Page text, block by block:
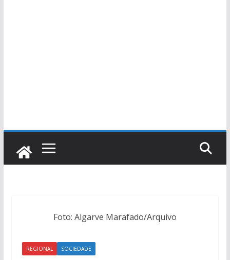
Foto: Algarve Marafado/Arquivo
REGIONAL SOCIEDADE